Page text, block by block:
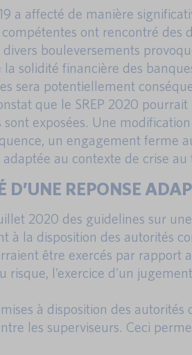
a affecté de manière
ont rencontré
bouleversements
solidité financière des
sera potentiellement
que le SREP 2020
exposées. Une
un engagement ferme
au contexte de crise
D’UNE REPONSE
2020 des guidelines sur
à la disposition des autorités
être exercés par rapport
risque, l’exercice d’un
à disposition des
les superviseurs. Ceci